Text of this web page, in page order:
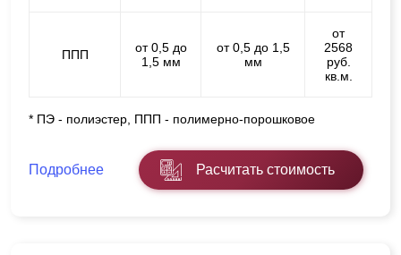
ППП
от 0,5 до
1,5 мм
от 0,5 до 1,5
мм
от
2568
руб.
кв.м.
* ПЭ - полиэстер, ППП - полимерно-порошковое
Подробнее Расчитать стоимость